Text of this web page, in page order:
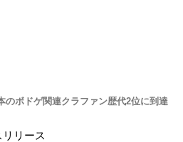
ボドゲ関連クラファン歴代2位に到達
リース